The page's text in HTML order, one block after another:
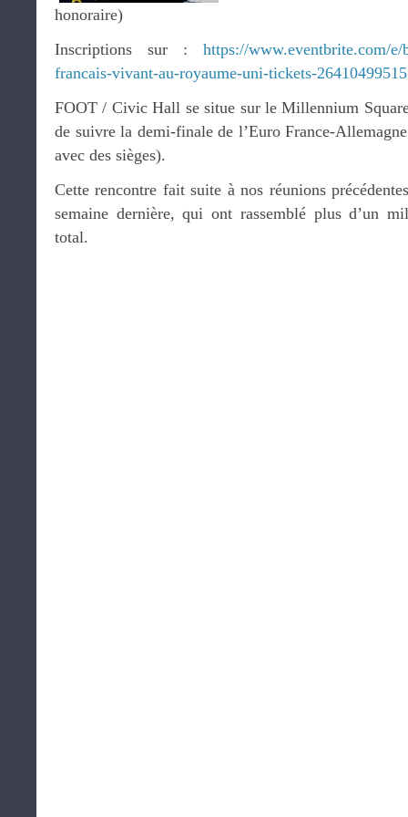
honoraire)
Inscriptions sur : https://www.eventbrite.com/e/
francais-vivant-au-royaume-uni-tickets-26410499515
FOOT / Civic Hall se situe sur le Millennium
de suivre la demi-finale de l’Euro France-
avec des sièges).
Cette rencontre fait suite à nos réunions
semaine dernière, qui ont rassemblé plus d’un
total.